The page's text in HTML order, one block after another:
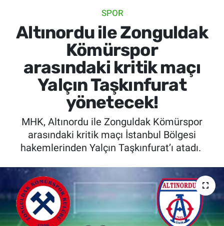
SPOR
Altınordu ile Zonguldak
Kömürspor
arasındaki kritik maçı
Yalçın Taşkınfurat
yönetecek!
MHK, Altınordu ile Zonguldak Kömürspor
arasındaki kritik maçı İstanbul Bölgesi
hakemlerinden Yalçın Taşkınfurat’ı atadı.
SAĞLIK